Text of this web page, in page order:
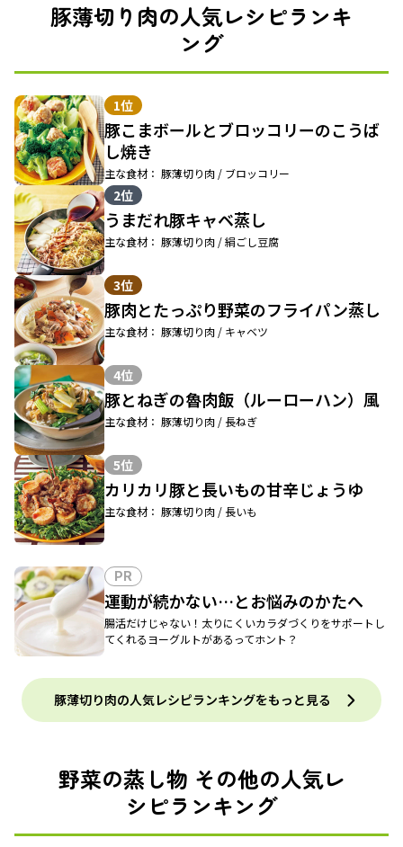
豚薄切り肉の人気レシピランキ
ング
1位
豚こまボールとブロッコリーのこうば
し焼き
主な食材： 豚薄切り肉 / ブロッコリー
2位
うまだれ豚キャベ蒸し
主な食材： 豚薄切り肉 / 絹ごし豆腐
3位
豚肉とたっぷり野菜のフライパン蒸し
主な食材： 豚薄切り肉 / キャベツ
4位
豚とねぎの魯肉飯（ルーローハン）風
主な食材： 豚薄切り肉 / 長ねぎ
5位
カリカリ豚と長いもの甘辛じょうゆ
主な食材： 豚薄切り肉 / 長いも
PR
運動が続かない…とお悩みのかたへ
腸活だけじゃない！太りにくいカラダづくりをサポートし
てくれるヨーグルトがあるってホント？
豚薄切り肉の人気レシピランキングをもっと見る
野菜の蒸し物 その他の人気レ
シピランキング